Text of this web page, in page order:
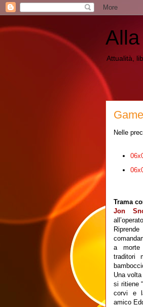
Attualità,
Nelle
Trama
Jon
a morte
traditori
Una
si ritiene
corvi e
amico